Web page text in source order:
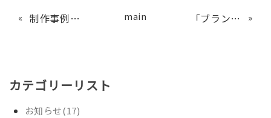
« 制作事例更新しました。 main 「ブランド価値を高めたい企業必見！おすすめのWeb・システム開発会社まとめ【アパレル業界にも◎】」に当社が掲載されました。 »
カテゴリーリスト
お知らせ(17)